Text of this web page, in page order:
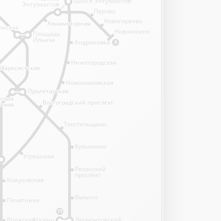
8
15
Андроновка
Нижегородская
Новохохловская
Угрешская
Текстильщики
Кузьминки
Рязанский
проспект
Выхино
Лермонтовский
Кожуховская
Печатники
Волжская
Перово
Новогиреево
Новокосино
Площадь
Ильича
Пролетарская
Пролетарская
Волгоградский проспект
Волгоградский проспект
Авиамоторная
Авиамоторная
Энтузиастов
Косино